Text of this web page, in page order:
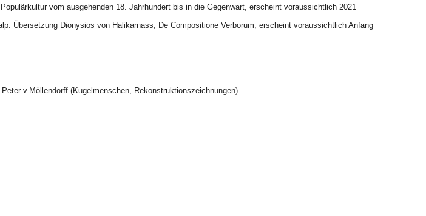
vom ausgehenden 18. Jahrhundert bis in die Gegenwart, erscheint voraussichtlich 2021
Übersetzung Dionysios von Halikarnass, De Compositione Verborum, erscheint voraussichtlich Anfang
v.Möllendorff (Kugelmenschen, Rekonstruktionszeichnungen)